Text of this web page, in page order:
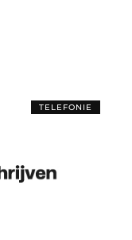
TELEFONIE